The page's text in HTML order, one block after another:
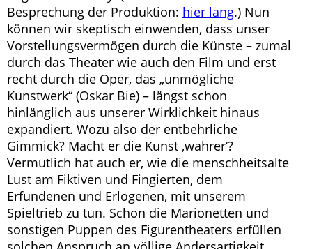
Besprechung der Produktion: hier lang.) Nun
können wir skeptisch einwenden, dass unser
Vorstellungsvermögen durch die Künste – zumal
durch das Theater wie auch den Film und erst
recht durch die Oper, das „unmögliche
Kunstwerk“ (Oskar Bie) – längst schon
hinlänglich aus unserer Wirklichkeit hinaus
expandiert. Wozu also der entbehrliche
Gimmick? Macht er die Kunst ‚wahrer‘?
Vermutlich hat auch er, wie die menschheitsalte
Lust am Fiktiven und Fingierten, dem
Erfundenen und Erlogenen, mit unserem
Spieltrieb zu tun. Schon die Marionetten und
sonstigen Puppen des Figurentheaters erfüllen